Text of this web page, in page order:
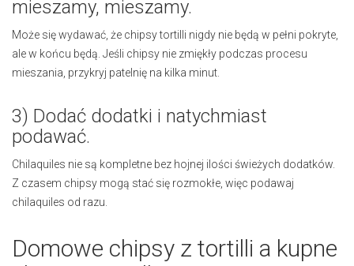
mieszamy, mieszamy.
Może się wydawać, że chipsy tortilli nigdy nie będą w pełni pokryte,
ale w końcu będą. Jeśli chipsy nie zmiękły podczas procesu
mieszania, przykryj patelnię na kilka minut.
3) Dodać dodatki i natychmiast
podawać.
Chilaquiles nie są kompletne bez hojnej ilości świeżych dodatków.
Z czasem chipsy mogą stać się rozmokłe, więc podawaj
chilaquiles od razu.
Domowe chipsy z tortilli a kupne